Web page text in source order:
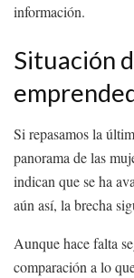
información.
Situación
Si repasamos la
panorama de las
indican que se ha
aún así, la brecha
Aunque hace falta
comparación a lo